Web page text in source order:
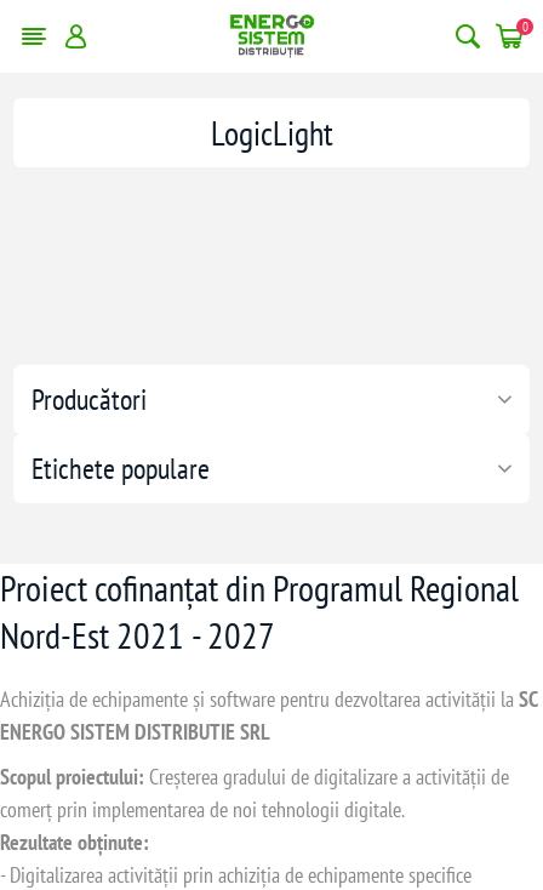
0
Producători
Etichete populare
LogicLight
Proiect cofinanțat din Programul Regional
Nord-Est 2021 - 2027
Achiziția de echipamente și software pentru dezvoltarea activității laSC
ENERGO SISTEM DISTRIBUTIE SRL
Scopul proiectului: Creșterea gradului de digitalizare a activității de
comerț prin implementarea de noi tehnologii digitale.
Rezultate obținute:
- Digitalizarea activității prin achiziția de echipamente specifice